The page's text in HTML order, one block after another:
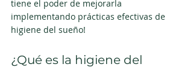
tiene el poder de mejorarla
implementando prácticas efectivas de
higiene del sueño!
¿Qué es la higiene del